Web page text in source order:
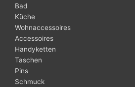
Bad
Küche
Wohnaccessoires
Accessoires
Handyketten
Taschen
Pins
Schmuck